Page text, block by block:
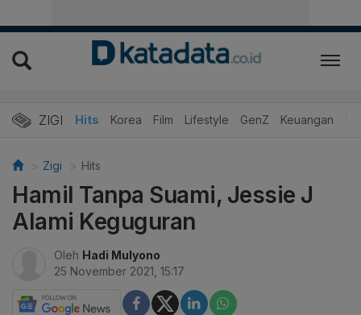
ZIGI Hits Korea Film Lifestyle GenZ Keuangan
Zigi Hits
Hamil Tanpa Suami, Jessie J
Alami Keguguran
Oleh Hadi Mulyono
25 November 2021, 15:17